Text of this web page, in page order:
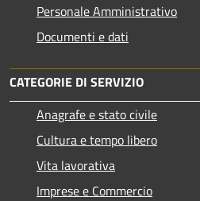
Personale Amministrativo
Documenti e dati
CATEGORIE DI SERVIZIO
Anagrafe e stato civile
Cultura e tempo libero
Vita lavorativa
Imprese e Commercio